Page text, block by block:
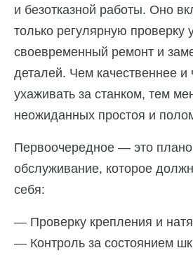
и безотказной работы. Оно
только регулярную проверку
своевременный ремонт и
деталей. Чем качественнее и
ухаживать за станком, тем
неожиданных простоя и
Первоочередное — это
обслуживание, которое
себя:
— Проверку крепления и
— Контроль за состоянием